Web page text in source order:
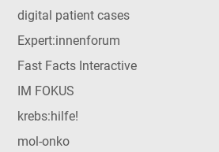
digital patient cases
Expert:innenforum
Fast Facts Interactive
IM FOKUS
krebs:hilfe!
mol-onko